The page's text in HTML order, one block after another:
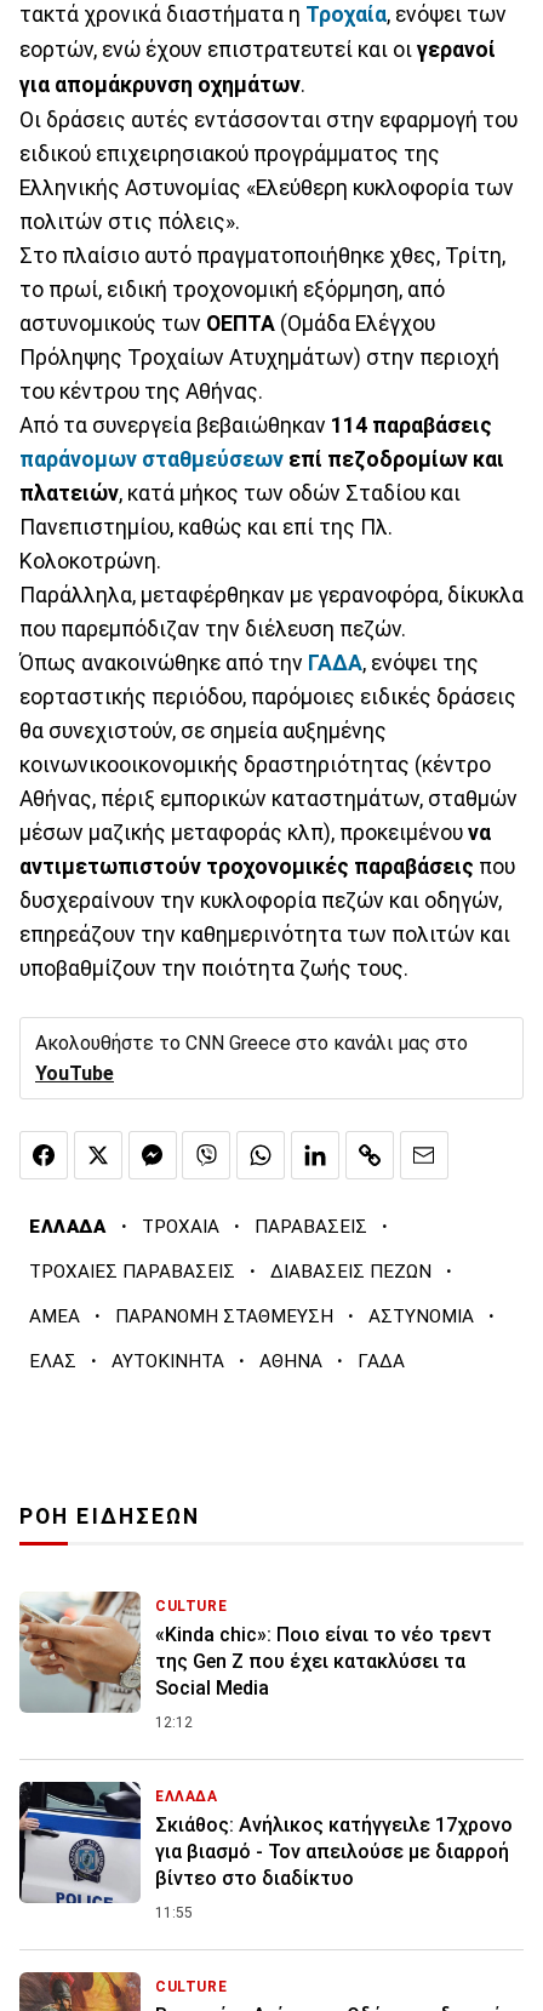
τακτά χρονικά διαστήματα η Τροχαία, ενόψει των
εορτών, ενώ έχουν επιστρατευτεί και οι γερανοί
για απομάκρυνση οχημάτων.
Οι δράσεις αυτές εντάσσονται στην εφαρμογή του
ειδικού επιχειρησιακού προγράμματος της
Ελληνικής Αστυνομίας «Ελεύθερη κυκλοφορία των
πολιτών στις πόλεις».
Στο πλαίσιο αυτό πραγματοποιήθηκε χθες, Τρίτη,
το πρωί, ειδική τροχονομική εξόρμηση, από
αστυνομικούς των ΟΕΠΤΑ (Ομάδα Ελέγχου
Πρόληψης Τροχαίων Ατυχημάτων) στην περιοχή
του κέντρου της Αθήνας.
Από τα συνεργεία βεβαιώθηκαν 114 παραβάσεις
παράνομων σταθμεύσεων επί πεζοδρομίων και
πλατειών, κατά μήκος των οδών Σταδίου και
Πανεπιστημίου, καθώς και επί της Πλ.
Κολοκοτρώνη.
Παράλληλα, μεταφέρθηκαν με γερανοφόρα, δίκυκλα
που παρεμπόδιζαν την διέλευση πεζών.
Όπως ανακοινώθηκε από την ΓΑΔΑ, ενόψει της
εορταστικής περιόδου, παρόμοιες ειδικές δράσεις
θα συνεχιστούν, σε σημεία αυξημένης
κοινωνικοοικονομικής δραστηριότητας (κέντρο
Αθήνας, πέριξ εμπορικών καταστημάτων, σταθμών
μέσων μαζικής μεταφοράς κλπ), προκειμένου να
αντιμετωπιστούν τροχονομικές παραβάσεις που
δυσχεραίνουν την κυκλοφορία πεζών και οδηγών,
επηρεάζουν την καθημερινότητα των πολιτών και
υποβαθμίζουν την ποιότητα ζωής τους.
Ακολουθήστε το CNN Greece στο κανάλι μας στο
YouTube
ΕΛΛΑΔΑ · ΤΡΟΧΑΙΑ · ΠΑΡΑΒΑΣΕΙΣ ·
ΤΡΟΧΑΙΕΣ ΠΑΡΑΒΑΣΕΙΣ · ΔΙΑΒΑΣΕΙΣ ΠΕΖΩΝ ·
ΑΜΕΑ · ΠΑΡΑΝΟΜΗ ΣΤΑΘΜΕΥΣΗ · ΑΣΤΥΝΟΜΙΑ ·
ΕΛΑΣ · ΑΥΤΟΚΙΝΗΤΑ · ΑΘΗΝΑ · ΓΑΔΑ
ΡΟΗ ΕΙΔΗΣΕΩΝ
CULTURE
«Kinda chic»: Ποιο είναι το νέο τρεντ
της Gen Z που έχει κατακλύσει τα
Social Media
12:12
ΕΛΛΑΔΑ
Σκιάθος: Ανήλικος κατήγγειλε 17χρονο
για βιασμό - Τον απειλούσε με διαρροή
βίντεο στο διαδίκτυο
11:55
CULTURE